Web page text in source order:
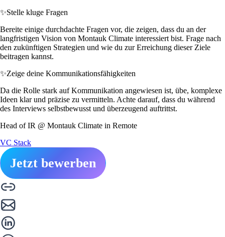
✨Stelle kluge Fragen
Bereite einige durchdachte Fragen vor, die zeigen, dass du an der
langfristigen Vision von Montauk Climate interessiert bist. Frage nach
den zukünftigen Strategien und wie du zur Erreichung dieser Ziele
beitragen kannst.
✨Zeige deine Kommunikationsfähigkeiten
Da die Rolle stark auf Kommunikation angewiesen ist, übe, komplexe
Ideen klar und präzise zu vermitteln. Achte darauf, dass du während
des Interviews selbstbewusst und überzeugend auftrittst.
Head of IR @ Montauk Climate in Remote
VC Stack
Jetzt bewerben